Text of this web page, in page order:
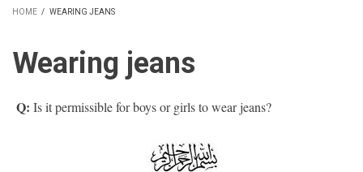
HOME / WEARING JEANS
Wearing jeans
Q: Is it permissible for boys or girls to wear jeans?